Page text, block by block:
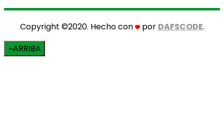
Copyright ©2020. Hecho con por DAFSCODE.
ARRIBA